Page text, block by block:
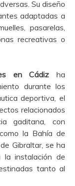
Su diseño
adaptadas a
pasarelas,
recreativas o
en Cádiz ha
durante los
deportiva, el
relacionados
gaditana, con
la Bahía de
Gibraltar, se ha
instalación de
tanto al